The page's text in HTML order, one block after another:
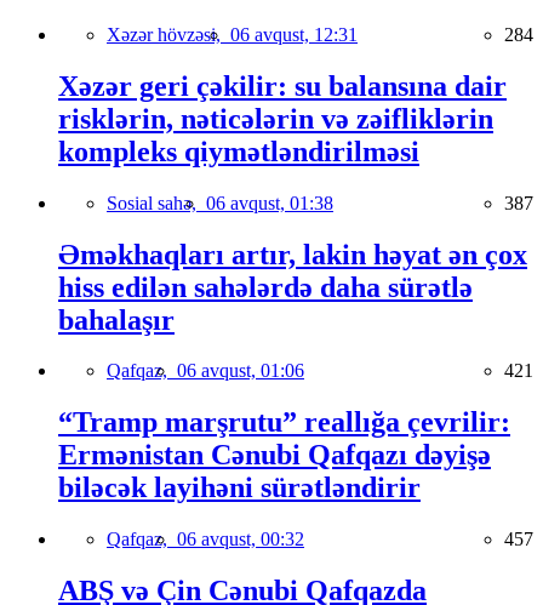
Xəzər hövzəsi, 06 avqust, 12:31 284
Xəzər geri çəkilir: su balansına dair
risklərin, nəticələrin və zəifliklərin
kompleks qiymətləndirilməsi
Sosial sahə, 06 avqust, 01:38 387
Əməkhaqları artır, lakin həyat ən çox
hiss edilən sahələrdə daha sürətlə
bahalaşır
Qafqaz, 06 avqust, 01:06 421
“Tramp marşrutu” reallığa çevrilir:
Ermənistan Cənubi Qafqazı dəyişə
biləcək layihəni sürətləndirir
Qafqaz, 06 avqust, 00:32 457
ABŞ və Çin Cənubi Qafqazda